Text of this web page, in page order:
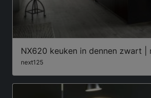
NX620 keuken in dennen zwart |
next125